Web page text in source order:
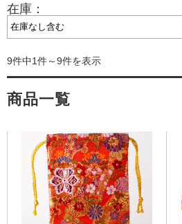
在庫：
9件中1件～9件を表示
商品一覧